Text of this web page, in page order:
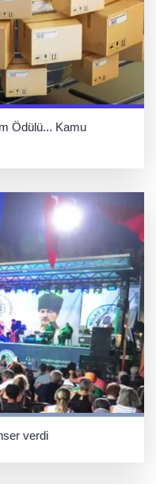
Ödülü... Kamu
verdi